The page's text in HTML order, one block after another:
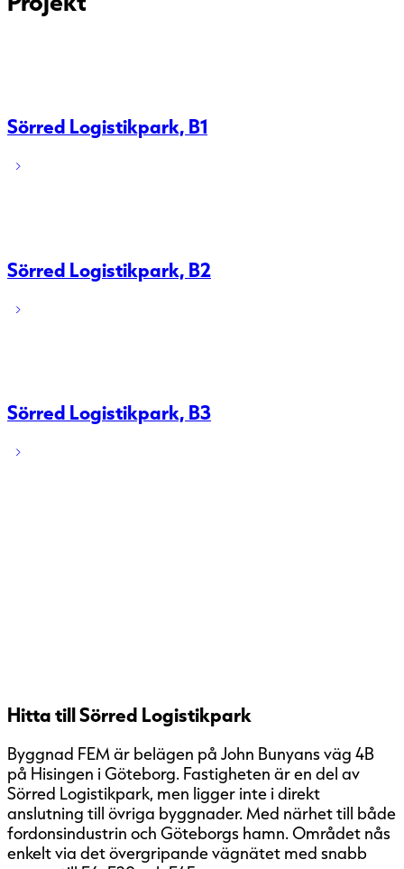
Sörred Logistikpark, B1
Sörred Logistikpark, B2
Sörred Logistikpark, B3
Hitta till Sörred Logistikpark
Byggnad FEM är belägen på John Bunyans väg 4B
på Hisingen i Göteborg. Fastigheten är en del av
Sörred Logistikpark, men ligger inte i direkt
anslutning till övriga byggnader. Med närhet till både
fordonsindustrin och Göteborgs hamn. Området nås
enkelt via det övergripande vägnätet med snabb